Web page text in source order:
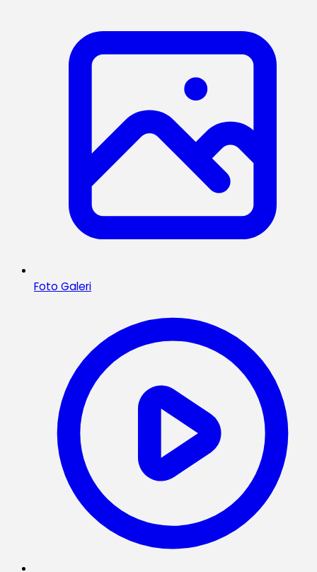
Foto Galeri